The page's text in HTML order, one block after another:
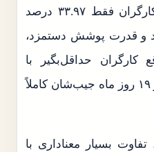
نتیجه در بهمن ماه، دستمزد کارگران فقط ۳۳.۹۷ درصد
و قدرت پوشش دستمزد،
واقع کارگران حداقل‌بگیر با
دستمزدی که می‌گیرند، بیش از ۱۹ روز ماه جیب‌شان کاملاً
تومان، تفاوت بسیار معناداری با